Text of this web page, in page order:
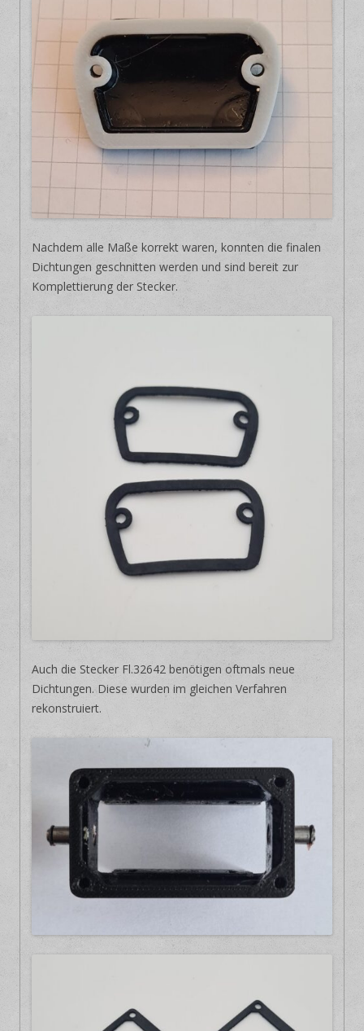
Nachdem alle Maße korrekt waren, konnten die finalen
Dichtungen geschnitten werden und sind bereit zur
Komplettierung der Stecker.
Auch die Stecker Fl.32642 benötigen oftmals neue
Dichtungen. Diese wurden im gleichen Verfahren
rekonstruiert.